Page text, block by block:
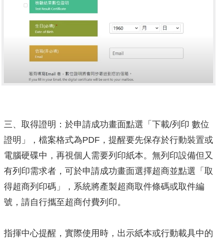
三、取得證明：於申請成功畫面點選「下載/列印 數位
證明」，檔案格式為PDF，提醒要先保存於行動裝置或
電腦硬碟中，再視個人需要列印紙本。無列印設備但又
有列印需求者，可於申請成功畫面選擇超商並點選「取
得超商列印碼」，系統將產製超商取件條碼或取件編
號，請自行攜至超商付費列印。
指揮中心提醒，實際使用時，出示紙本或行動載具中的